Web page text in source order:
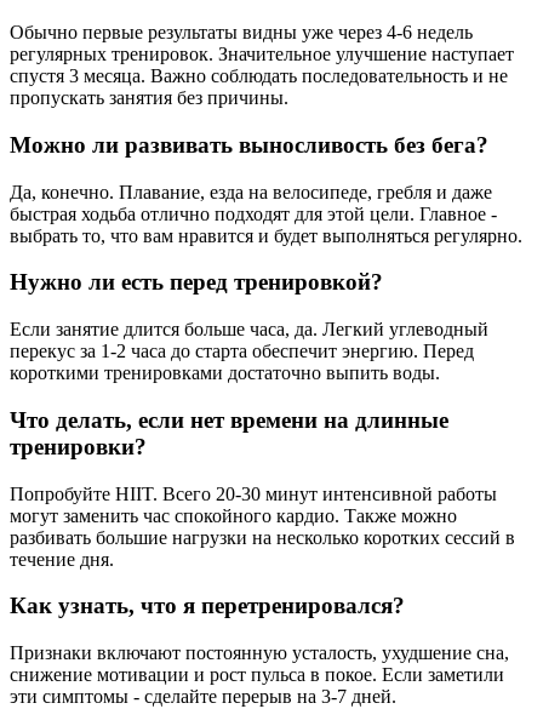
Обычно первые результаты видны уже через 4-6 недель
регулярных тренировок. Значительное улучшение наступает
спустя 3 месяца. Важно соблюдать последовательность и не
пропускать занятия без причины.
Можно ли развивать выносливость без бега?
Да, конечно. Плавание, езда на велосипеде, гребля и даже
быстрая ходьба отлично подходят для этой цели. Главное -
выбрать то, что вам нравится и будет выполняться регулярно.
Нужно ли есть перед тренировкой?
Если занятие длится больше часа, да. Легкий углеводный
перекус за 1-2 часа до старта обеспечит энергию. Перед
короткими тренировками достаточно выпить воды.
Что делать, если нет времени на длинные
тренировки?
Попробуйте HIIT. Всего 20-30 минут интенсивной работы
могут заменить час спокойного кардио. Также можно
разбивать большие нагрузки на несколько коротких сессий в
течение дня.
Как узнать, что я перетренировался?
Признаки включают постоянную усталость, ухудшение сна,
снижение мотивации и рост пульса в покое. Если заметили
эти симптомы - сделайте перерыв на 3-7 дней.